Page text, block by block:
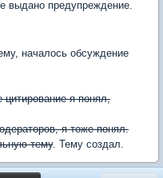
выдано предупреждение.
началось обсуждение
я понял,
я тоже понял.
тему. Тему создал.